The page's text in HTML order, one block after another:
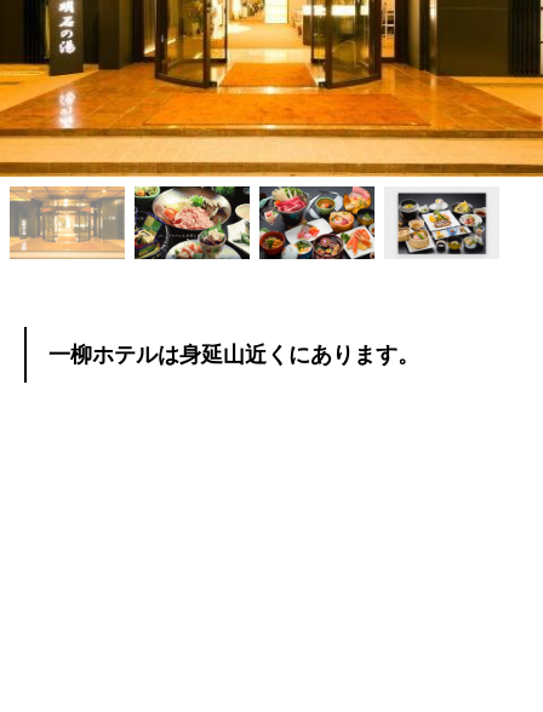
一柳ホテルは身延山近くにあります。